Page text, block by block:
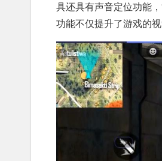
具还具有声音定位功能
功能不仅提升了游戏的